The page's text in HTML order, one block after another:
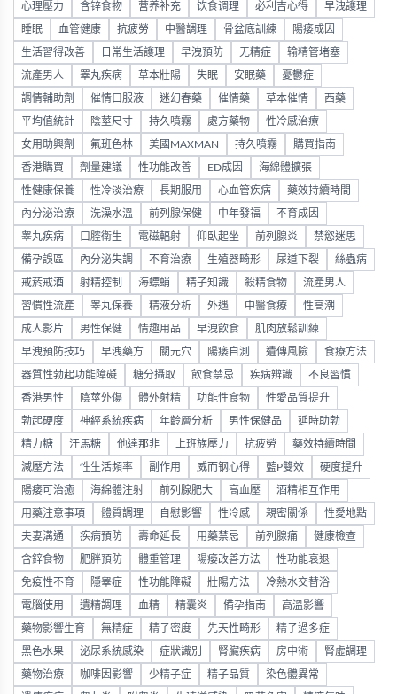
心理壓力 含锌食物 营养补充 饮食调理 必利吉心得 早洩護理
睡眠 血管健康 抗疲勞 中醫調理 骨盆底訓練 陽痿成因
生活習得改善 日常生活護理 早洩預防 无精症 输精管堵塞
流產男人 睪丸疾病 草本壯陽 失眠 安眠藥 憂鬱症
調情輔助劑 催情口服液 迷幻春藥 催情藥 草本催情 西藥
平均值統計 陰莖尺寸 持久噴霧 處方藥物 性冷感治療
女用助興劑 氟班色林 美國MAXMAN 持久噴霧 購買指南
香港購買 劑量建議 性功能改善 ED成因 海綿體擴張
性健康保養 性冷淡治療 長期服用 心血管疾病 藥效持續時間
內分泌治療 洗澡水溫 前列腺保健 中年發福 不育成因
睾丸疾病 口腔衛生 電磁輻射 仰臥起坐 前列腺炎 禁慾迷思
備孕誤區 內分泌失調 不育治療 生殖器畸形 尿道下裂 絲蟲病
戒菸戒酒 射精控制 海螵蛸 精子知識 殺精食物 流產男人
習慣性流產 睾丸保養 精液分析 外遇 中醫食療 性高潮
成人影片 男性保健 情趣用品 早洩飲食 肌肉放鬆訓練
早洩預防技巧 早洩藥方 關元穴 陽痿自測 遺傳風險 食療方法
器質性勃起功能障礙 糖分攝取 飲食禁忌 疾病辨識 不良習慣
香港男性 陰莖外傷 體外射精 功能性食物 性愛品質提升
勃起硬度 神經系統疾病 年齡層分析 男性保健品 延時助勃
精力糖 汗馬糖 他達那非 上班族壓力 抗疲勞 藥效持續時間
減壓方法 性生活頻率 副作用 威而钢心得 藍P雙效 硬度提升
陽痿可治癒 海綿體注射 前列腺肥大 高血壓 酒精相互作用
用藥注意事項 體質調理 自慰影響 性冷感 親密關係 性愛地點
夫妻溝通 疾病預防 壽命延長 用藥禁忌 前列腺痛 健康檢查
含鋅食物 肥胖預防 體重管理 陽痿改善方法 性功能衰退
免疫性不育 隱睾症 性功能障礙 壯陽方法 冷熱水交替浴
電腦使用 遺精調理 血精 精囊炎 備孕指南 高溫影響
藥物影響生育 無精症 精子密度 先天性畸形 精子過多症
黑色水果 泌尿系統感染 症狀識別 腎臟疾病 房中術 腎虛調理
藥物治療 咖啡因影響 少精子症 精子品質 染色體異常